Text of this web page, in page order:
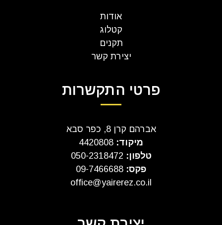
אודות
קטלוג
תקנים
יצירת קשר
פרטי התקשרות
אברהם קרן 8, כפר סבא
מיקוד:
טלפון:
פקס: 09-7466688
office@yairerez.co.il